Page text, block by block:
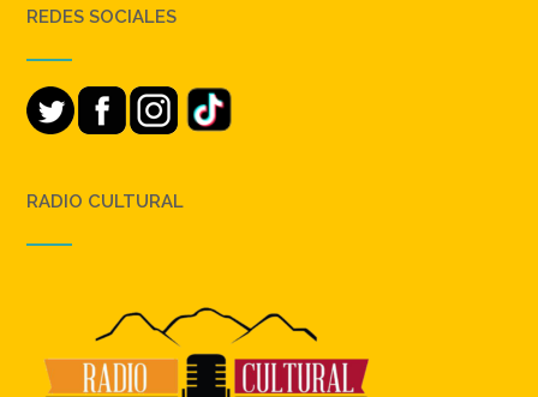
REDES SOCIALES
RADIO CULTURAL